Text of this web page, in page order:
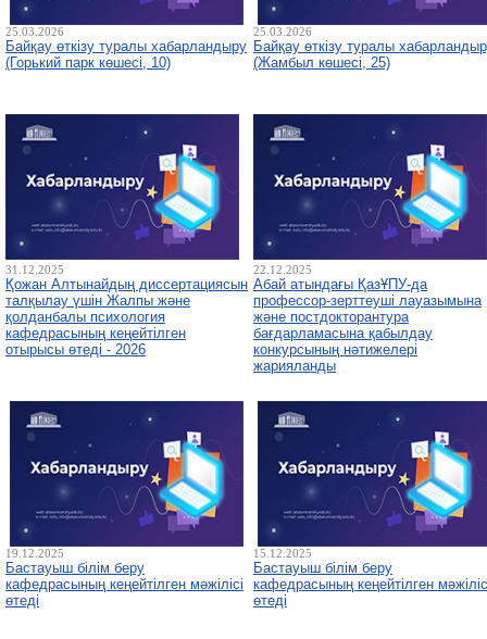
25.03.2026
Байқау өткізу туралы хабарландыру
(Горький парк көшесі, 10)
25.03.2026
Байқау өткізу туралы
(Жамбыл көшесі, 25)
31.12.2025
Қожан Алтынайдың диссертациясын
талқылау үшін Жалпы және
қолданбалы психология
кафедрасының кеңейтілген
отырысы өтеді - 2026
22.12.2025
Абай атындағы ҚазҰПУ-да
профессор-зерттеуші лауазымына
және постдокторантура
бағдарламасына қабылдау
конкурсының нәтижелері
жарияланды
19.12.2025
Бастауыш білім беру
кафедрасының кеңейтілген мәжілісі
өтеді
15.12.2025
Бастауыш білім беру
кафедрасының кеңейтілген
өтеді